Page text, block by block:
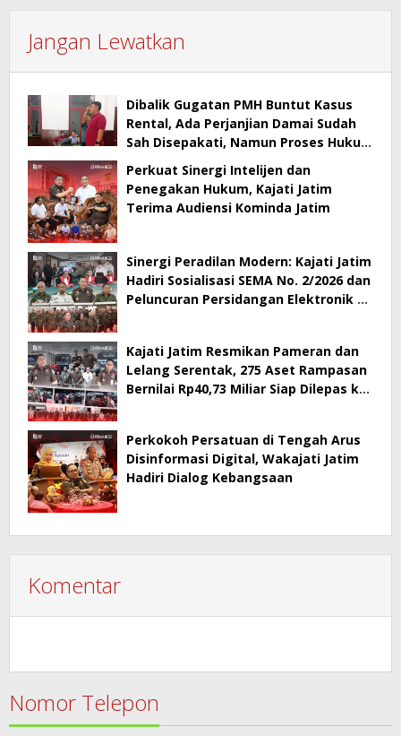
Jangan Lewatkan
Dibalik Gugatan PMH Buntut Kasus
Rental, Ada Perjanjian Damai Sudah
Sah Disepakati, Namun Proses Hukum
Perkuat Sinergi Intelijen dan
Penegakan Hukum, Kajati Jatim
Terima Audiensi Kominda Jatim
Sinergi Peradilan Modern: Kajati Jatim
Hadiri Sosialisasi SEMA No. 2/2026 dan
Peluncuran Persidangan Elektronik di
Kajati Jatim Resmikan Pameran dan
Lelang Serentak, 275 Aset Rampasan
Bernilai Rp40,73 Miliar Siap Dilepas ke
Perkokoh Persatuan di Tengah Arus
Disinformasi Digital, Wakajati Jatim
Hadiri Dialog Kebangsaan
Komentar
Nomor Telepon